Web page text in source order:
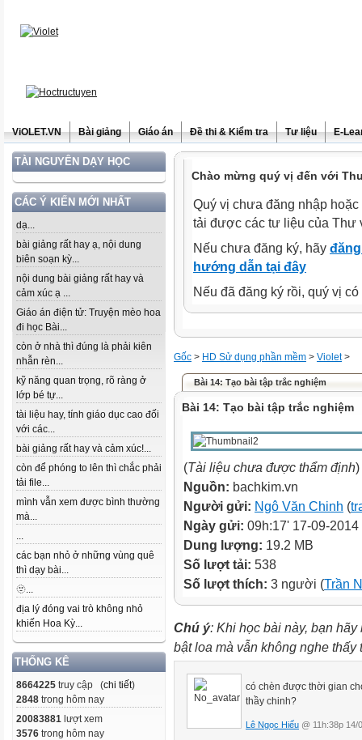
ViOLET.VN Bài giảng Giáo án Đề thi & Kiểm tra Tư liệu E-
TÀI NGUYÊN DẠY HỌC
CÁC Ý KIẾN MỚI NHẤT
dạ...
bài giảng rất hay ạ, nội dung
biên soạn kỳ...
nội dung bài giảng rất hay và
cảm xúc ạ ...
Giáo án điện tử: Truyện mèo hoa
đi học Bài...
còn ở nhà thì đúng là phải kiên
nhẫn rèn...
kỹ năng quan trọng, rõ ràng ở
lớp bé tự...
tài liệu hay, tính giáo dục cao đối
với các...
bài giảng rất hay và cảm xúc!...
còn để phóng to lên thì chắc phải
tải file...
mình vẫn xem được bình thường
mà...
...
các bạn nhỏ ở những vùng quê
thì dạy bài...
🫥...
địa lý đóng vai trò không nhỏ
khiến Hoa Kỳ...
THỐNG KÊ
8664225 truy cập (chi tiết)
2848 trong hôm nay
20083881 lượt xem
3576 trong hôm nay
Chào mừng quý vị đến với
Quý vị chưa đăng nhập
tải được các tư liệu của Thư
Nếu chưa đăng ký, hãy
hướng dẫn tại đây
Nếu đã đăng ký rồi, quý vị
Gốc > HD Sử dụng phần mềm > Violet>
Bài 14: Tạo bài tập trắc nghiệm
Bài 14: Tạo bài tập trắc nghiệm
(Tài liệu chưa được thẩm định)
Nguồn: bachkim.vn
Người gửi: Ngô Văn Chinh (
Ngày gửi: 09h:17' 17-09-2014
Dung lượng: 19.2 MB
Số lượt tải: 538
Số lượt thích: 3 người (Trần
Chú ý: Khi học bài này, bạn
bật loa mà vẫn không nghe
có chèn được thời gian
thầy chinh?
Lê Ngọc Hiếu @ 11h:38p 14/